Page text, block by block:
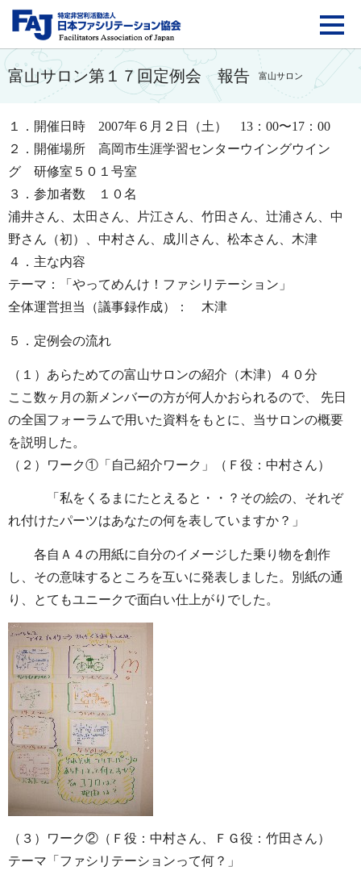
FAJ：特定非営利活動
富山サロン第１７回定例会 報告 富山サロン
１．開催日時 2007年６月２日（土） 13：00〜17：00
２．開催場所 高岡市生涯学習センターウイングウイン
グ 研修室５０１号室
３．参加者数 １０名
浦井さん、太田さん、片江さん、竹田さん、辻浦さん、中
野さん（初）、中村さん、成川さん、松本さん、木津
４．主な内容
テーマ：「やってめんけ！ファシリテーション」
全体運営担当（議事録作成）： 木津
５．定例会の流れ
（１）あらためての富山サロンの紹介（木津）４０分
ここ数ヶ月の新メンバーの方が何人かおられるので、 先日
の全国フォーラムで用いた資料をもとに、当サロンの概要
を説明した。
（２）ワーク①「自己紹介ワーク」（Ｆ役：中村さん）
「私をくるまにたとえると・・？ その絵の、それぞ
れ付けたパーツはあなたの何を表していますか？」
各自Ａ４の用紙に自分のイメージした乗り物を創作
し、その意味するところを互いに発表しました。別紙の通
り、とてもユニークで面白い仕上がりでした。
（３）ワーク② （Ｆ役：中村さん、ＦＧ役：竹田さん）
テーマ「ファシリテーションって何？」